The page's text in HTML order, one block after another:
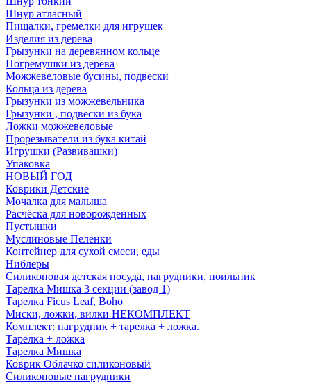
Шнур атласный
Пищалки, гремелки для игрушек
Изделия из дерева
Грызунки на деревянном кольце
Погремушки из дерева
Можжевеловые бусины, подвески
Кольца из дерева
Грызунки из можжевельника
Грызунки , подвески из бука
Ложки можжевеловые
Прорезыватели из бука китай
Игрушки (Развивашки)
Упаковка
НОВЫЙ ГОД
Коврики Детские
Мочалка для малыша
Расчёска для новорожденных
Пустышки
Муслиновые Пеленки
Контейнер для сухой смеси, еды
Ниблеры
Силиконовая детская посуда, нагрудники, поильник
Тарелка Мишка 3 секции (завод 1)
Тарелка Ficus Leaf, Boho
Миски, ложки, вилки НЕКОМПЛЕКТ
Комплект: нагрудник + тарелка + ложка.
Тарелка + ложка
Тарелка Мишка
Коврик Облачко силиконовый
Силиконовые нагрудники